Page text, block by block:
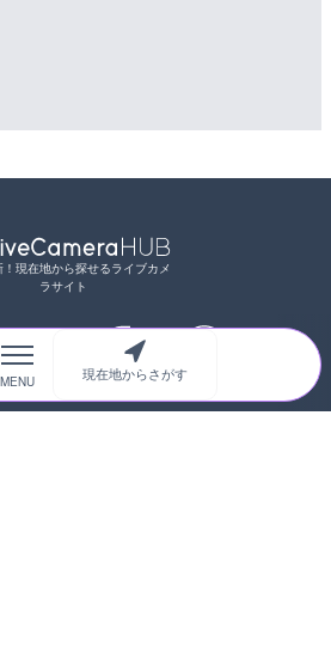
現在地からさがす
現在地から探せるライブカメ
ラサイト
道路 河川 台風情報